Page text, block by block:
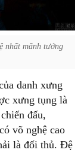
nhất mãnh tướng
danh xưng
xưng tụng là
đấu,
võ nghệ cao
là đối thủ. Đệ